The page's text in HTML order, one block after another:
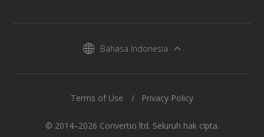
Bahasa Indonesia
© 2014–2026 Convertio ltd. Seluruh hak cipta.
Terms of Use Privacy Policy